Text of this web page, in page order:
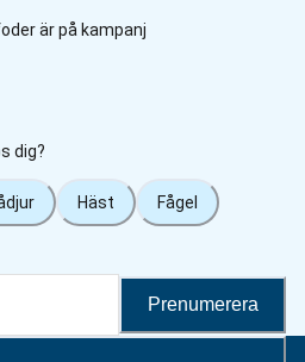
är på kampanj
dig?
Häst Fågel
Prenumerera